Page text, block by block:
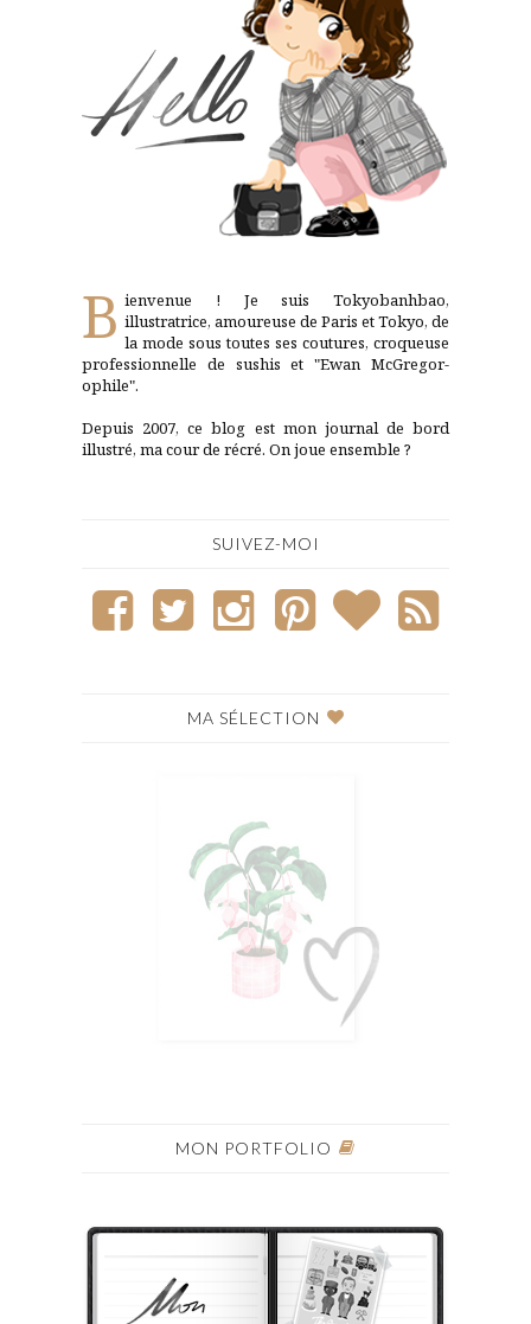
B ienvenue ! Je suis Tokyobanhbao,
illustratrice, amoureuse de Paris et Tokyo, de
la mode sous toutes ses coutures, croqueuse
professionnelle de sushis et "Ewan McGregor-
ophile".
Depuis 2007, ce blog est mon journal de bord
illustré, ma cour de récré. On joue ensemble ?
SUIVEZ-MOI
MA SÉLECTION
MON PORTFOLIO